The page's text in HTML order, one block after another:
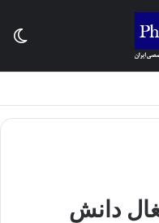
دانش